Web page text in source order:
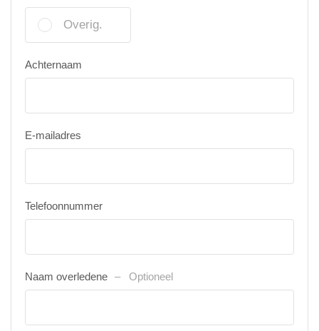
Overig.
Achternaam
E-mailadres
Telefoonnummer
Naam overledene Optioneel